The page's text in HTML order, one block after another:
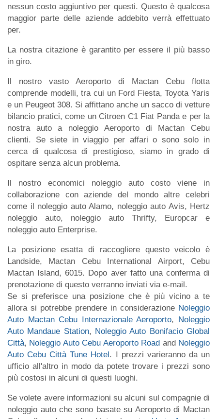
nessun costo aggiuntivo per questi. Questo è qualcosa
maggior parte delle aziende addebito verrà effettuato
per.
La nostra citazione è garantito per essere il più basso
in giro.
Il nostro vasto Aeroporto di Mactan Cebu flotta
comprende modelli, tra cui un Ford Fiesta, Toyota Yaris
e un Peugeot 308. Si affittano anche un sacco di vetture
bilancio pratici, come un Citroen C1 Fiat Panda e per la
nostra auto a noleggio Aeroporto di Mactan Cebu
clienti. Se siete in viaggio per affari o sono solo in
cerca di qualcosa di prestigioso, siamo in grado di
ospitare senza alcun problema.
Il nostro economici noleggio auto costo viene in
collaborazione con aziende del mondo altre celebri
come il noleggio auto Alamo, noleggio auto Avis, Hertz
noleggio auto, noleggio auto Thrifty, Europcar e
noleggio auto Enterprise.
La posizione esatta di raccogliere questo veicolo è
Landside, Mactan Cebu International Airport, Cebu
Mactan Island, 6015. Dopo aver fatto una conferma di
prenotazione di questo verranno inviati via e-mail.
Se si preferisce una posizione che è più vicino a te
allora si potrebbe prendere in considerazione Noleggio
Auto Mactan Cebu Internazionale Aeroporto, Noleggio
Auto Mandaue Station, Noleggio Auto Bonifacio Global
Città, Noleggio Auto Cebu Aeroporto Road and Noleggio
Auto Cebu Città Tune Hotel. I prezzi varieranno da un
ufficio all'altro in modo da potete trovare i prezzi sono
più costosi in alcuni di questi luoghi.
Se volete avere informazioni su alcuni sul compagnie di
noleggio auto che sono basate su Aeroporto di Mactan